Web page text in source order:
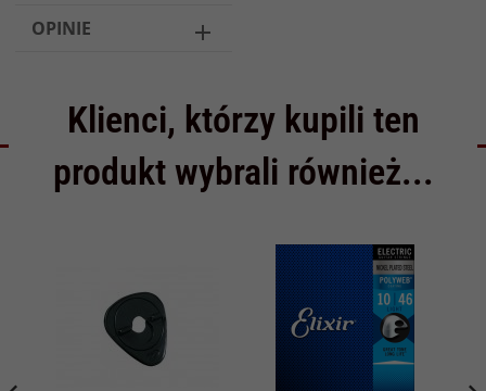
OPINIE
Klienci, którzy kupili ten
produkt wybrali również...